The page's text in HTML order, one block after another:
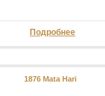
Подробнее
1876 Mata Hari